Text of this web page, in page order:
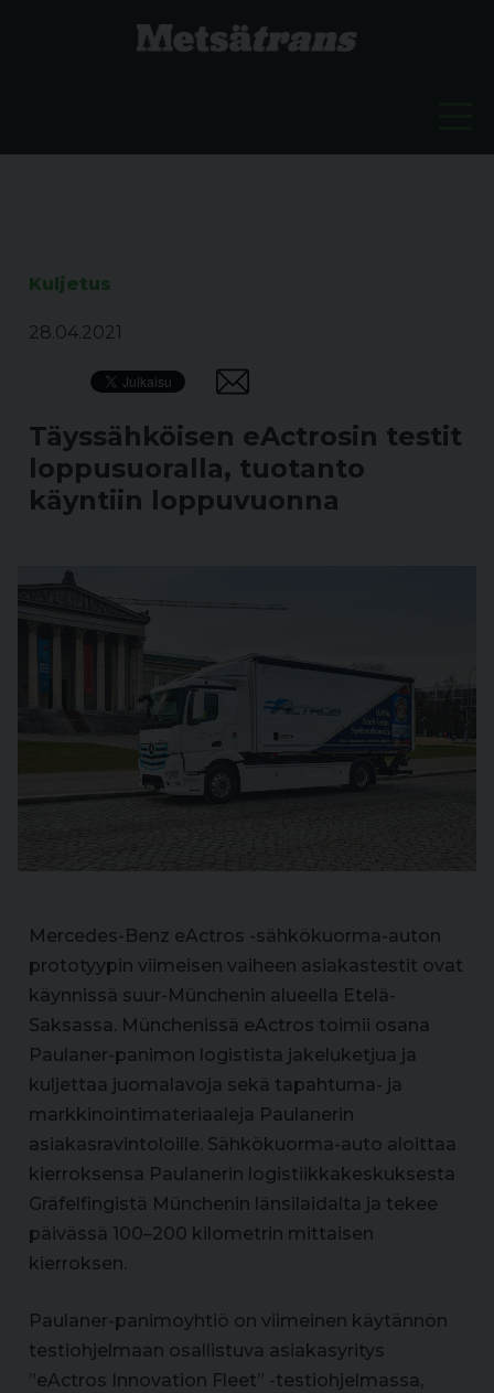
Kuljetus
28.04.2021
Täyssähköisen eActrosin testit
loppusuoralla, tuotanto
käyntiin loppuvuonna
Mercedes-Benz eActros -sähkökuorma-auton
prototyypin viimeisen vaiheen asiakastestit ovat
käynnissä suur-Münchenin alueella Etelä-
Saksassa. Münchenissä eActros toimii osana
Paulaner-panimon logistista jakeluketjua ja
kuljettaa juomalavoja sekä tapahtuma- ja
markkinointimateriaaleja Paulanerin
asiakasravintoloille. Sähkökuorma-auto aloittaa
kierroksensa Paulanerin logistiikkakeskuksesta
Gräfelfingistä Münchenin länsilaidalta ja tekee
päivässä 100–200 kilometrin mittaisen
kierroksen.
Paulaner-panimoyhtiö on viimeinen käytännön
testiohjelmaan osallistuva asiakasyritys
”eActros Innovation Fleet” -testiohjelmassa,